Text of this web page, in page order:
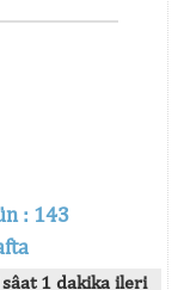
: 143
sâat 1 dakika ileri